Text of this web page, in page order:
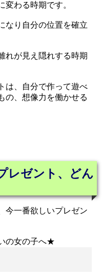
わる時期です。
なり自分の位置を確立
れが見え隠れする時期
は、自分で作って遊べ
の、想像力を働かせる
レゼント、どん
今一番欲しいプレゼン
の女の子へ★